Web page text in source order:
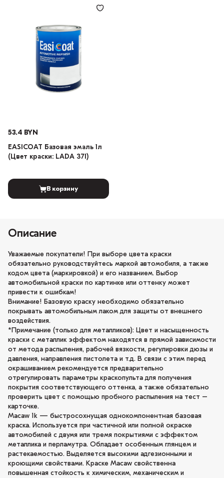
53.4 BYN
EASICOAT Базовая эмаль 1л
(Цвет краски: LADA 371)
В корзину
Описание
Уважаемые покупатели! При выборе цвета краски
обязательно руководствуйтесь маркой автомобиля, а также
кодом цвета (маркировкой) и его названием. Выбор
автомобильной краски по картинке или оттенку может
привести к ошибкам!
Внимание! Базовую краску необходимо обязательно
покрывать автомобильным лаком для защиты от внешнего
воздействия.
*Примечание (только для металликов): Цвет и насыщенность
краски с металлик эффектом находятся в прямой зависимости
от метода распыления, рабочей вязкости, регулировки дюзы и
давления, направления пистолета и т.д. В связи с этим перед
окрашиванием рекомендуется предварительно
отрегулировать параметры краскопульта для получения
покрытия соответствующего оттенка, а также обязательно
проверить цвет с помощью пробного распыления на тест –
карточке.
Macaw 1k — быстросохнущая однокомпонентная базовая
краска. Используется при частичной или полной окраске
автомобилей с двумя или тремя покрытиями с эффектом
металлика и перламутра. Обладает особенным глянцем и
растекаемостью. Выделяется высокими адгезионными и
кроющими свойствами. Краске Macaw свойственна
повышенная стойкость к химическим, механическим и